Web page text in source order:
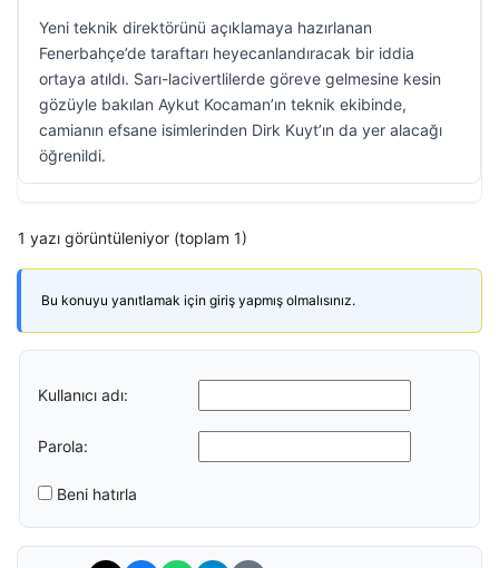
Yeni teknik direktörünü açıklamaya hazırlanan
Fenerbahçe’de taraftarı heyecanlandıracak bir iddia
ortaya atıldı. Sarı-lacivertlilerde göreve gelmesine kesin
gözüyle bakılan Aykut Kocaman’ın teknik ekibinde,
camianın efsane isimlerinden Dirk Kuyt’ın da yer alacağı
öğrenildi.
1 yazı görüntüleniyor (toplam 1)
Bu konuyu yanıtlamak için giriş yapmış olmalısınız.
Kullanıcı adı:
Parola:
Beni hatırla